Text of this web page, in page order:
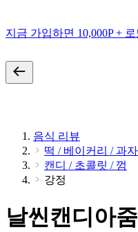
지금 가입하면 10,000P +
음식 리뷰
떡 / 베이커리 / 과자
캔디 / 초콜릿 / 껌
강정
날씬캔디아